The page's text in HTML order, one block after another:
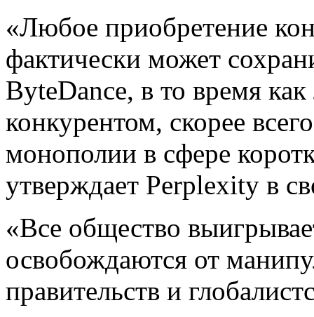
«Любое приобретение
фактически может
ByteDance, в то время
конкурентом, скорее
монополии в сфере
утверждает Perplexity в
«Все общество
освобождаются от
правительств и